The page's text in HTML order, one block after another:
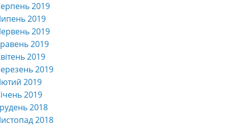
2019
2019
2019
2019
2019
2019
2019
2019
2018
2018